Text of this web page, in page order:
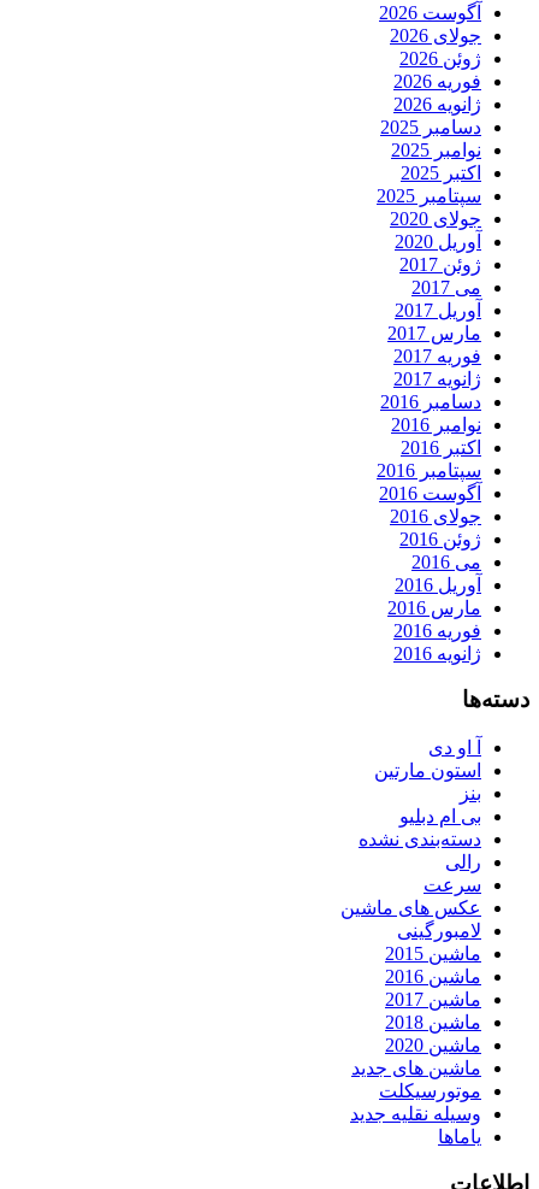
آگوست 2026
جولای 2026
ژوئن 2026
فوریه 2026
ژانویه 2026
دسامبر 2025
نوامبر 2025
اکتبر 2025
سپتامبر 2025
جولای 2020
آوریل 2020
ژوئن 2017
می 2017
آوریل 2017
مارس 2017
فوریه 2017
ژانویه 2017
دسامبر 2016
نوامبر 2016
اکتبر 2016
سپتامبر 2016
آگوست 2016
جولای 2016
ژوئن 2016
می 2016
آوریل 2016
مارس 2016
فوریه 2016
ژانویه 2016
دسته‌ها
آ او دی
استون مارتین
بنز
بی ام دبلیو
دسته‌بندی نشده
رالی
سرعت
عکس های ماشین
لامبورگینی
ماشین 2015
ماشین 2016
ماشین 2017
ماشین 2018
ماشین 2020
ماشین های جدید
موتورسیکلت
وسیله نقلیه جدید
یاماها
اطلاعات